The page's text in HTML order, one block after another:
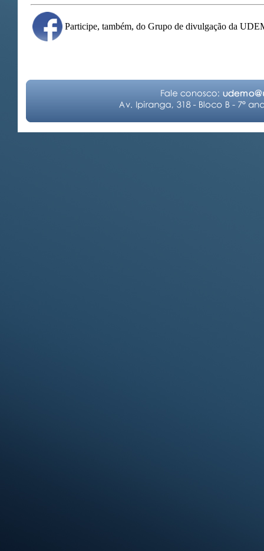
Participe, também, do Grupo de divulgação da